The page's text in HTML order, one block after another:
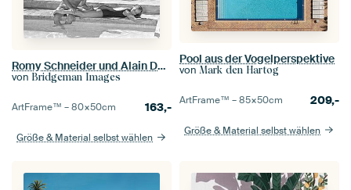
Romy Schneider und Alain Delon am Set des Films
von Bridgeman Images
ArtFrame™ –80×50cm 163,-
Größe & Material selbst wählen
Pool aus der Vogelperspektive
von Mark den Hartog
ArtFrame™ –85×50cm 209,-
Größe & Material selbst wählen